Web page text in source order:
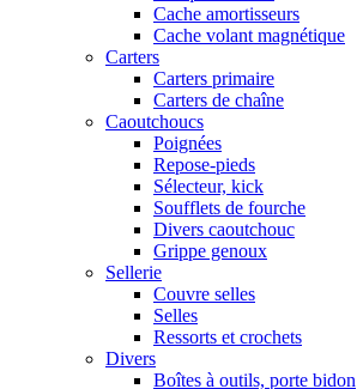
Cache amortisseurs
Cache volant magnétique
Carters
Carters primaire
Carters de chaîne
Caoutchoucs
Poignées
Repose-pieds
Sélecteur, kick
Soufflets de fourche
Divers caoutchouc
Grippe genoux
Sellerie
Couvre selles
Selles
Ressorts et crochets
Divers
Boîtes à outils, porte bidon